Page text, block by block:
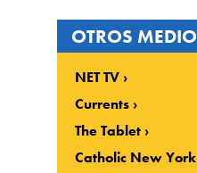
OTROS
NET TV
Currents
The Tablet
Catholic New York